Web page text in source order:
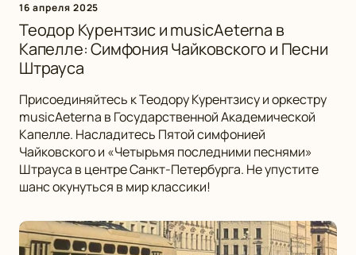
16 апреля 2025
Теодор Курентзис и musicAeterna в
Капелле: Симфония Чайковского и Песни
Штрауса
Присоединяйтесь к Теодору Курентзису и оркестру
musicAeterna в Государственной Академической
Капелле. Насладитесь Пятой симфонией
Чайковского и «Четырьмя последними песнями»
Штрауса в центре Санкт-Петербурга. Не упустите
шанс окунуться в мир классики!